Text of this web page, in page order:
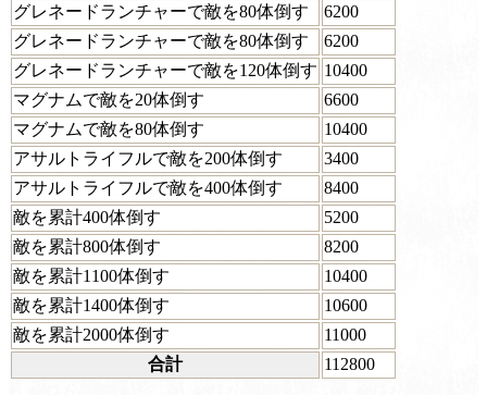
グレネードランチャーで敵を80体倒す
6200
グレネードランチャーで敵を80体倒す
6200
グレネードランチャーで敵を120体倒す 10400
マグナムで敵を20体倒す
6600
マグナムで敵を80体倒す
10400
アサルトライフルで敵を200体倒す
3400
アサルトライフルで敵を400体倒す
8400
敵を累計400体倒す
5200
敵を累計800体倒す
8200
敵を累計1100体倒す
10400
敵を累計1400体倒す
10600
敵を累計2000体倒す
11000
合計
112800